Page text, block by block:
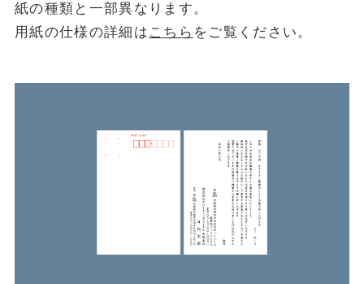
紙の種類と一部異なります。
用紙の仕様の詳細は こちら をご覧ください。